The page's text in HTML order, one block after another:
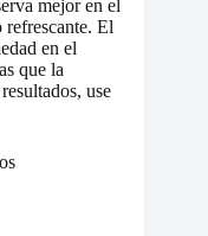
mejor en el
refrescante. El
en el
que la
use